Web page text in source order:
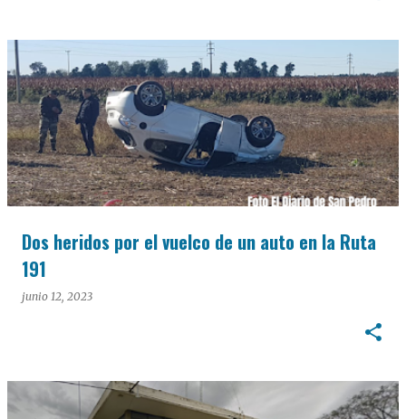
Dos heridos por el vuelco de un auto en la Ruta
191
junio 12, 2023